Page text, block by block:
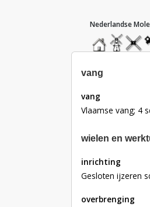
home
vang
vang
Vlaamse vang; 4
wielen en
inrichting
Gesloten ijzeren
overbrenging